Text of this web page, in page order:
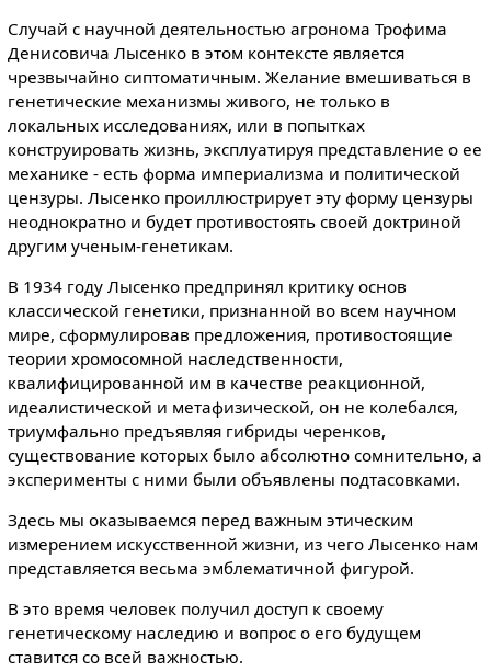
Случай с научной деятельностью агронома Трофима
Денисовича Лысенко в этом контексте является
чрезвычайно сиптоматичным. Желание вмешиваться в
генетические механизмы живого, не только в
локальных исследованиях, или в попытках
конструировать жизнь, эксплуатируя представление о ее
механике - есть форма империализма и политической
цензуры. Лысенко проиллюстрирует эту форму цензуры
неоднократно и будет противостоять своей доктриной
другим ученым-генетикам.
В 1934 году Лысенко предпринял критику основ
классической генетики, признанной во всем научном
мире, сформулировав предложения, противостоящие
теории хромосомной наследственности,
квалифицированной им в качестве реакционной,
идеалистической и метафизической, он не колебался,
триумфально предъявляя гибриды черенков,
существование которых было абсолютно сомнительно, а
эксперименты с ними были объявлены подтасовками.
Здесь мы оказываемся перед важным этическим
измерением искусственной жизни, из чего Лысенко нам
представляется весьма эмблематичной фигурой.
В это время человек получил доступ к своему
генетическому наследию и вопрос о его будущем
ставится со всей важностью.